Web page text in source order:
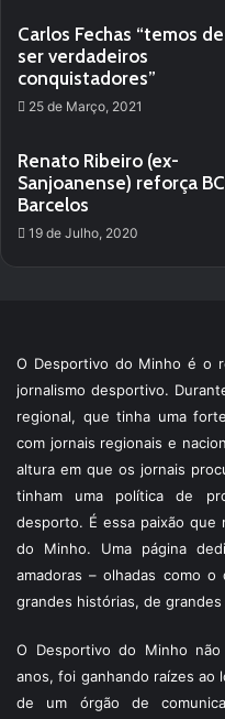
Carlos Fechas “temos de
ser verdadeiros
conquistadores”
25 de Março, 2021
Renato Ribeiro (ex-
Sanjoanense) reforça BC
Barcelos
19 de Julho, 2020
O Desportivo do Minho é o
jornalismo desportivo.
regional, que tinha uma
com jornais regionais e
altura em que os jornais
tinham uma política de
desporto. É essa paixão que
do Minho. Uma página
amadoras – olhadas como
grandes histórias, de
O Desportivo do Minho
anos, foi ganhando raízes ao
de um órgão de